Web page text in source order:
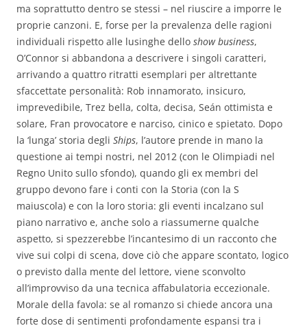
ma soprattutto dentro se stessi – nel riuscire a imporre le
proprie canzoni. E, forse per la prevalenza delle ragioni
individuali rispetto alle lusinghe dello show business,
O’Connor si abbandona a descrivere i singoli caratteri,
arrivando a quattro ritratti esemplari per altrettante
sfaccettate personalità: Rob innamorato, insicuro,
imprevedibile, Trez bella, colta, decisa, Seán ottimista e
solare, Fran provocatore e narciso, cinico e spietato. Dopo
la ‘lunga’ storia degli Ships, l’autore prende in mano la
questione ai tempi nostri, nel 2012 (con le Olimpiadi nel
Regno Unito sullo sfondo), quando gli ex membri del
gruppo devono fare i conti con la Storia (con la S
maiuscola) e con la loro storia: gli eventi incalzano sul
piano narrativo e, anche solo a riassumerne qualche
aspetto, si spezzerebbe l’incantesimo di un racconto che
vive sui colpi di scena, dove ciò che appare scontato, logico
o previsto dalla mente del lettore, viene sconvolto
all’improvviso da una tecnica affabulatoria eccezionale.
Morale della favola: se al romanzo si chiede ancora una
forte dose di sentimenti profondamente espansi tra i